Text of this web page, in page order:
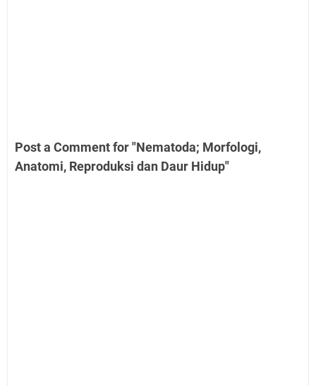
Post a Comment for "Nematoda; Morfologi,
Anatomi, Reproduksi dan Daur Hidup"